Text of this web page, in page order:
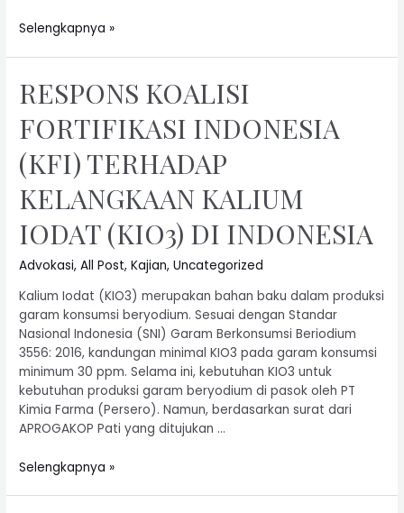
Selengkapnya »
RESPONS KOALISI
FORTIFIKASI INDONESIA
(KFI) TERHADAP
KELANGKAAN KALIUM
IODAT (KIO3) DI INDONESIA
Advokasi,All Post,Kajian,Uncategorized
Kalium Iodat (KIO3) merupakan bahan baku dalam produksi
garam konsumsi beryodium. Sesuai dengan Standar
Nasional Indonesia (SNI) Garam Berkonsumsi Beriodium
3556: 2016, kandungan minimal KIO3 pada garam konsumsi
minimum 30 ppm. Selama ini, kebutuhan KIO3 untuk
kebutuhan produksi garam beryodium di pasok oleh PT
Kimia Farma (Persero). Namun, berdasarkan surat dari
APROGAKOP Pati yang ditujukan …
Selengkapnya »